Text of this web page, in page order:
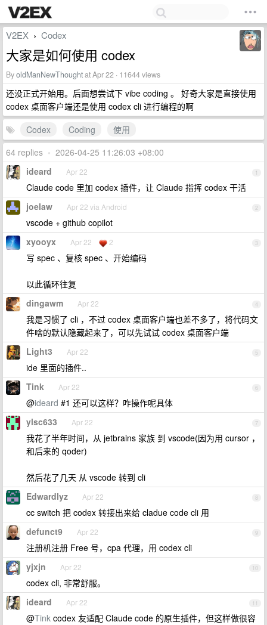
V2EX › Codex
大家是如何使用 codex
ByoldManNewThoughtat Apr 22 · 11644 views
还没正式开始用。后面想尝试下 vibe coding 。 好奇大家是直接使用
codex 桌面客户端还是使用 codex cli 进行编程的啊
Codex
Coding
使用
64 replies • 2026-04-25 11:26:03 +08:00
1
ideard Apr 22
Claude code 里加 codex 插件，让 Claude 指挥 codex 干活
2
joelaw Apr 22 via Android
vscode + github copilot
3
xyooyx Apr 22 2
写 spec 、复核 spec 、开始编码
以此循环往复
4
dingawm Apr 22
我是习惯了 cli ，不过 codex 桌面客户端也差不多了，将代码文
件啥的默认隐藏起来了，可以先试试 codex 桌面客户端
5
Light3 Apr 22
ide 里面的插件..
6
Tink Apr 22
@ideard #1 还可以这样？咋操作呢具体
7
ylsc633 Apr 22
我花了半年时间，从 jetbrains 家族 到 vscode(因为用 cursor ，
和后来的 qoder)
然后花了几天 从 vscode 转到 cli
8
Edwardlyz Apr 22
cc switch 把 codex 转接出来给 cladue code cli 用
9
defunct9 Apr 22
注册机注册 Free 号，cpa 代理，用 codex cli
10
yjxjn Apr 22
codex cli, 非常舒服。
11
ideard Apr 22
@Tink codex 友适配 Claude code 的原生插件，但这样做很容